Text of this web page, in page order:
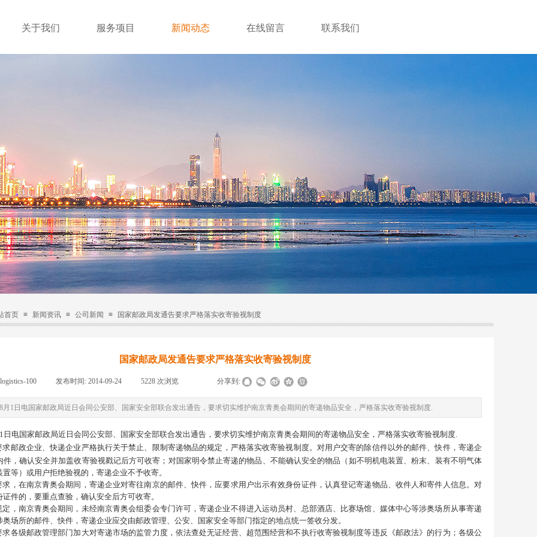
关于我们 服务项目 新闻动态 在线留言 联系我们
首页 ≡ 新闻资讯 ≡ 公司新闻 ≡ 国家邮政局发通告要求严格落实收寄验视制度
国家邮政局发通告要求严格落实收寄验视制度
logistics-100 发布时间: 2014-09-24 5228 次浏览 分享到:
月1日电国家邮政局近日会同公安部、国家安全部联合发出通告，要求切实维护南京青奥会期间的寄递物品安全，严格落实收寄验视制度.
日电国家邮政局近日会同公安部、国家安全部联合发出通告，要求切实维护南京青奥会期间的寄递物品安全，严格落实收寄验视制度.
求邮政企业、快递企业严格执行关于禁止、限制寄递物品的规定，严格落实收寄验视制度。对用户交寄的除信件以外的邮件、快件，寄递企
件，确认安全并加盖收寄验视戳记后方可收寄；对国家明令禁止寄递的物品、不能确认安全的物品（如不明机电装置、粉末、装有不明气体
等）或用户拒绝验视的，寄递企业不予收寄。
在南京青奥会期间，寄递企业对寄往南京的邮件、快件，应要求用户出示有效身份证件，认真登记寄递物品、收件人和寄件人信息。对
件的，要重点查验，确认安全后方可收寄。
南京青奥会期间，未经南京青奥会组委会专门许可，寄递企业不得进入运动员村、总部酒店、比赛场馆、媒体中心等涉奥场所从事寄递
场所的邮件、快件，寄递企业应交由邮政管理、公安、国家安全等部门指定的地点统一签收分发。
级邮政管理部门加大对寄递市场的监管力度，依法查处无证经营、超范围经营和不执行收寄验视制度等违反《邮政法》的行为；各级公